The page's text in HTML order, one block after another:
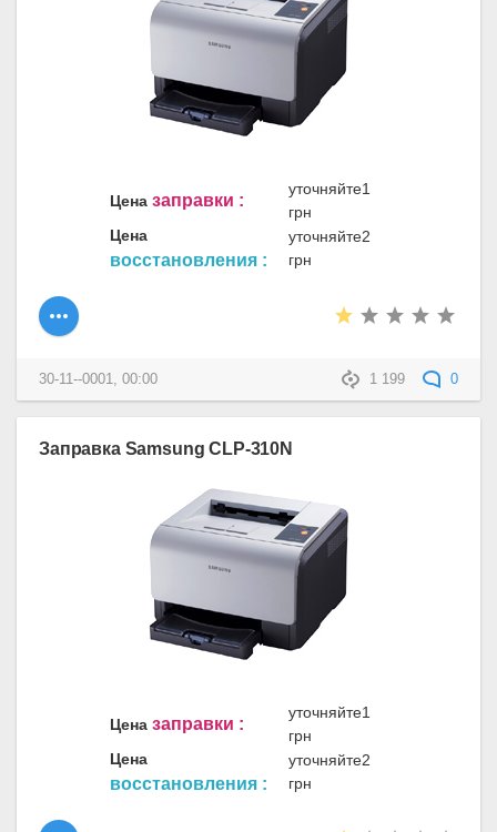
Цена заправки :
уточняйте1
грн
Цена
восстановления :
уточняйте2
грн
1 199 0
30-11--0001, 00:00
Заправка Samsung CLP-310N
Цена заправки :
уточняйте1
грн
Цена
восстановления :
уточняйте2
грн